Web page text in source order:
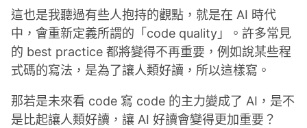
這也是我聽過有些人抱持的觀點，就是在 AI 時代
中，會重新定義所謂的「code quality」。許多常見
的 best practice 都將變得不再重要，例如說某些程
式碼的寫法，是為了讓人類好讀，所以這樣寫。
那若是未來看 code 寫 code 的主力變成了 AI，是不
是比起讓人類好讀，讓 AI 好讀會變得更加重要？